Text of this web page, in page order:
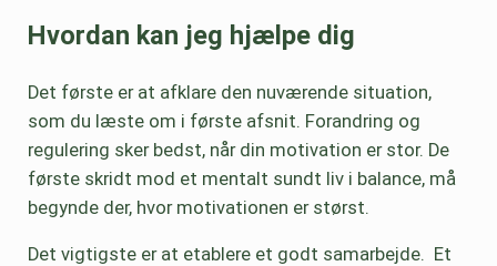
Hvordan kan jeg hjælpe dig
Det første er at afklare den nuværende situation,
som du læste om i første afsnit. Forandring og
regulering sker bedst, når din motivation er stor. De
første skridt mod et mentalt sundt liv i balance, må
begynde der, hvor motivationen er størst.
Det vigtigste er at etablere et godt samarbejde. Et